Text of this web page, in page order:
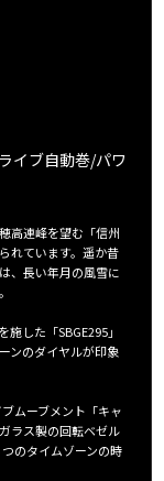
イブ自動巻/パワ
高連峰を望む「信州
れています。遥か昔
、長い年月の風雪に
した「SBGE295」
ンのダイヤルが印象
ムーブメント「キャ
ラス製の回転ベゼル
のタイムゾーンの時